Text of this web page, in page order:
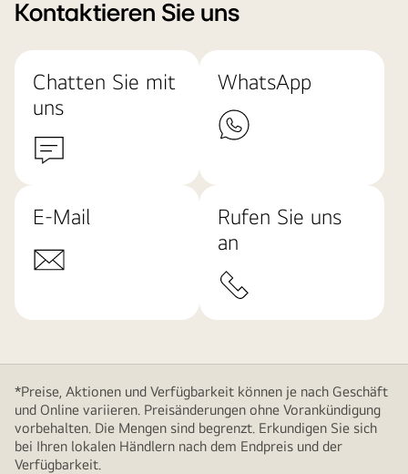
Kontaktieren Sie uns
Chatten Sie mit
uns
WhatsApp
E-Mail
Rufen Sie uns
an
*Preise, Aktionen und Verfügbarkeit können je nach Geschäft
und Online variieren. Preisänderungen ohne Vorankündigung
vorbehalten. Die Mengen sind begrenzt. Erkundigen Sie sich
bei Ihren lokalen Händlern nach dem Endpreis und der
Verfügbarkeit.